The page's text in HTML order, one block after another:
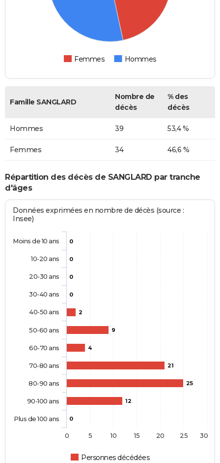
Femmes Hommes
Famille SANGLARD
Nombre de
décès
% des
décès
Hommes 39 53,4 %
Femmes 34 46,6 %
Répartition des décès de SANGLARD par tranche
d'âges
Données exprimées en nombre de décès (source :
Insee)
0
0
0
0
2
9
4
21
25
12
0
Personnes décédées
Moins de 10 ans
10-20 ans
20-30 ans
30-40 ans
40-50 ans
50-60 ans
60-70 ans
70-80 ans
80-90 ans
90-100 ans
Plus de 100 ans
0 5 10 15 20 25 30